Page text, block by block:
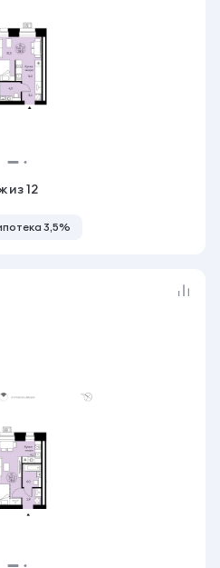
из 12
3,5%